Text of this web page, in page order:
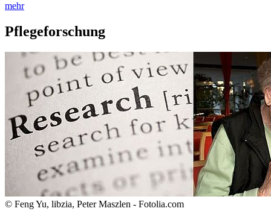
mehr
Pflegeforschung
© Feng Yu, libzia, Peter Maszlen - Fotolia.com